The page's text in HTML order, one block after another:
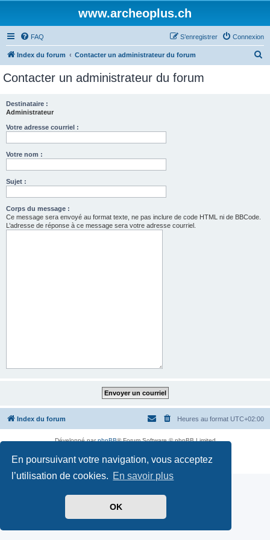
En poursuivant votre navigation, vous acceptez
l’utilisation de cookies. En savoir plus
OK
www.archeoplus.ch
FAQ Connexion
S’enregistrer
Index du forum Contacter un administrateur du forum
Contacter un administrateur du forum
Destinataire :
Administrateur
Votre adresse courriel :
Votre nom :
Sujet :
Corps du message :
Ce message sera envoyé au format texte, ne pas inclure de code HTML ni de BBCode.
L’adresse de réponse à ce message sera votre adresse courriel.
Index du forum Heures au format UTC+02:00
Développé parphpBB® Forum Software © phpBB Limited
Confidentialité| Conditions